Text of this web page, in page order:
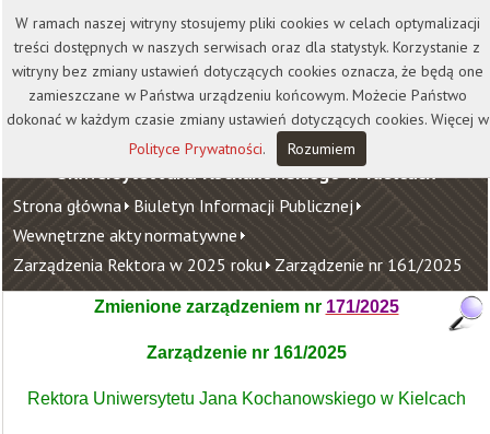
Kontakt Biblioteka
Wydawnictwo
Wirtualna Uczelnia
Uniwersytet Jana Kochanowskiego w Kielcach
Strona główna Biuletyn Informacji Publicznej
Wewnętrzne akty normatywne
Zarządzenia Rektora w 2025 roku Zarządzenie nr 161/2025
Zmienione zarządzeniem nr 171/2025
Zarządzenie nr 161/2025
Rektora Uniwersytetu Jana Kochanowskiego w Kielcach
W ramach naszej witryny stosujemy pliki cookies w celach optymalizacji
treści dostępnych w naszych serwisach oraz dla statystyk. Korzystanie z
witryny bez zmiany ustawień dotyczących cookies oznacza, że będą one
zamieszczane w Państwa urządzeniu końcowym. Możecie Państwo
dokonać w każdym czasie zmiany ustawień dotyczących cookies. Więcej w
Polityce Prywatności. Rozumiem